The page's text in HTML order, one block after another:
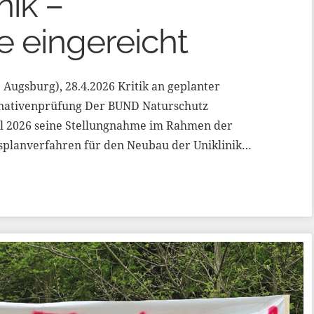
eingereicht
28.4.2026 Kritik an geplanter
Der BUND Naturschutz
seine Stellungnahme im Rahmen der
für den Neubau der Uniklinik…